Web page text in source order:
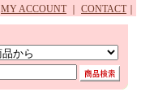
MY ACCOUNT CONTACT